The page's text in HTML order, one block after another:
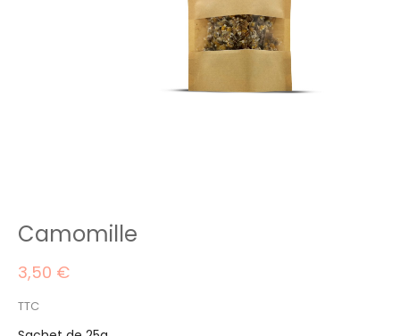
Camomille
3,50 €
TTC